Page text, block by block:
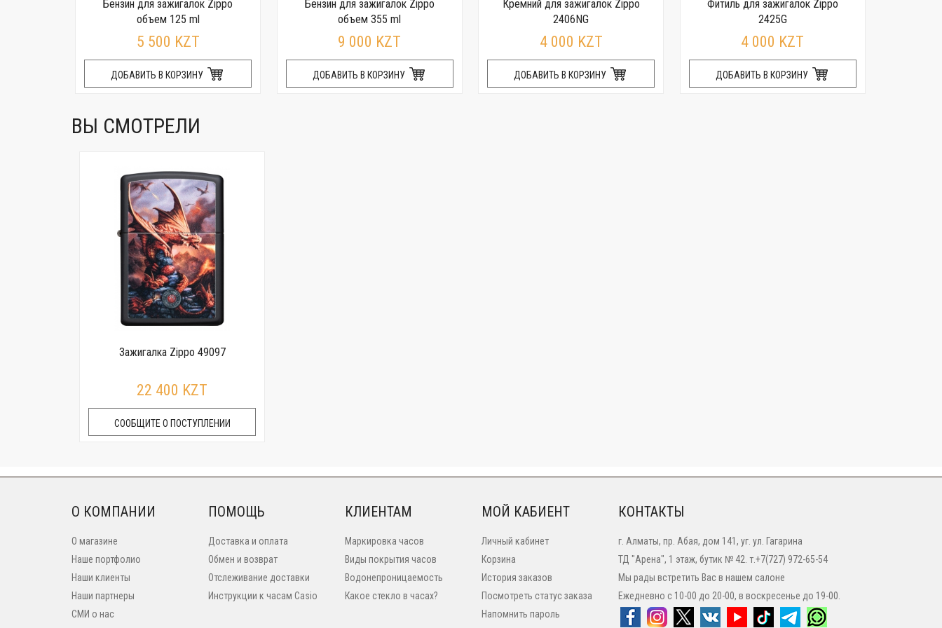
Бензин для зажигалок Zippo
объем 125 ml
5 500 KZT
ДОБАВИТЬ В КОРЗИНУ
Бензин для зажигалок Zippo
объем 355 ml
9 000 KZT
ДОБАВИТЬ В КОРЗИНУ
Кремний для зажигалок Zippo
2406NG
4 000 KZT
ДОБАВИТЬ В КОРЗИНУ
Фитиль для зажигалок Zippo
2425G
4 000 KZT
ДОБАВИТЬ В КОРЗИНУ
ВЫ СМОТРЕЛИ
Зажигалка Zippo 49097
22 400 KZT
СООБЩИТЕ О ПОСТУПЛЕНИИ
О КОМПАНИИ
О магазине
Наше портфолио
Наши клиенты
Наши партнеры
СМИ о нас
ПОМОЩЬ
Доставка и оплата
Обмен и возврат
Отслеживание доставки
Инструкции к часам Casio
КЛИЕНТАМ
Маркировка часов
Виды покрытия часов
Водонепроницаемость
Какое стекло в часах?
МОЙ КАБИЕНТ
Личный кабинет
Корзина
История заказов
Посмотреть статус заказа
Напомнить пароль
КОНТАКТЫ
г. Алматы, пр. Абая, дом 141, уг. ул. Гагарина
ТД "Арена", 1 этаж, бутик № 42. т.+7(727) 972-65-54
Мы рады встретить Вас в нашем салоне
Ежедневно с 10-00 до 20-00, в воскресенье до 19-00.